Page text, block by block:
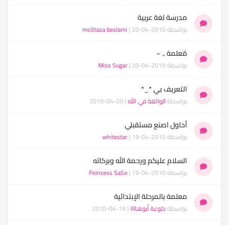
مدرسة لغة عربية
بواسطة mo3taza beslami | 20-04-2010
مُعلمة .. ~
بواسطة Miss Sugar| 20-04-2010
التعريف بي *_*
بواسطةالواثقة في الله| 20-04-2010
أحاول اصنع مستقبلي
بواسطة whitestar| 19-04-2010
السلام عليكم ورحمة الله وبركاته
بواسطة Peincess SaSo| 19-04-2010
معلمة بالمرحلة الإبتدائية
بواسطةدلوعة أبوهاااا | 19-04-2010